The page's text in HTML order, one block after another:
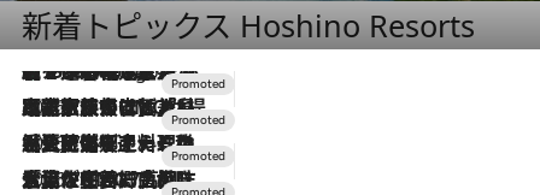
新着トピックス Hoshino Resorts
5 Hours Ago
【トンボの足水浴】ヒノキの香りに包まれて涼感マックス！約13℃の湧水かけ流しを避暑地「星野温泉 トンボの湯」で体験
2026.7.31
【ホテル帰省】という選択肢をOMOが提案。家族とほどよい距離を保つには「昼は実家、夜は気兼ねなくホテルで！」
2026.7.24
【夏限定ディナーコース】旬を迎える稚鮎や花ズッキーニなどをイタリア・トスカーナの郷土料理の手法で満喫！
2026.7.17
「土佐和ハーブかき氷」がOMO7高知に登場！生姜、山椒、大葉など目にも舌にも涼を呼ぶ郷土の味